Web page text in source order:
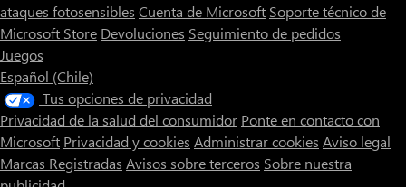
ataques fotosensibles Cuenta de Microsoft Soporte técnico de
Microsoft Store Devoluciones Seguimiento de pedidos
Juegos
Español (Chile)
Tus opciones de privacidad
Privacidad de la salud del consumidor Ponte en contacto con
Microsoft Privacidad y cookies Administrar cookies Aviso legal
Marcas Registradas Avisos sobre terceros Sobre nuestra